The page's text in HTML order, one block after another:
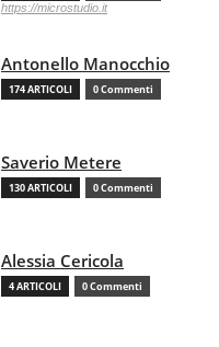
https://microstudio.it
Antonello Manocchio
174 ARTICOLI 0 Commenti
Saverio Metere
130 ARTICOLI 0 Commenti
Alessia Cericola
4 ARTICOLI 0 Commenti